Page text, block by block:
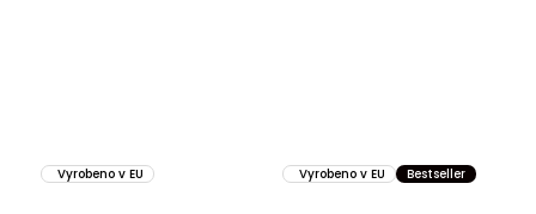
Vyrobeno v EU Vyrobeno v EU Bestseller